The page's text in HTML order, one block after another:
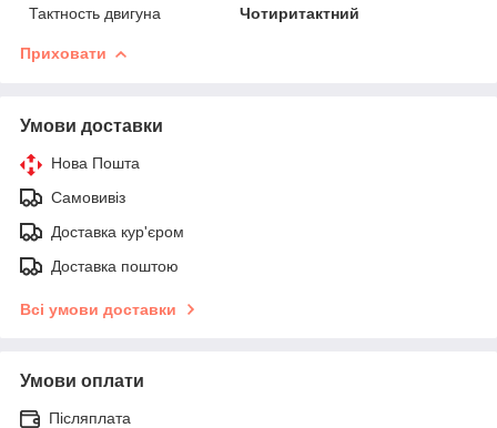
Тактность двигуна Чотиритактний
Приховати
Умови доставки
Нова Пошта
Самовивіз
Доставка кур'єром
Доставка поштою
Всі умови доставки
Умови оплати
Післяплата